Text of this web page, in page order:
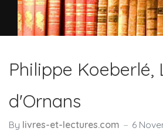
Philippe Koeberlé,
d'Ornans
By livres-et-lectures.com 6